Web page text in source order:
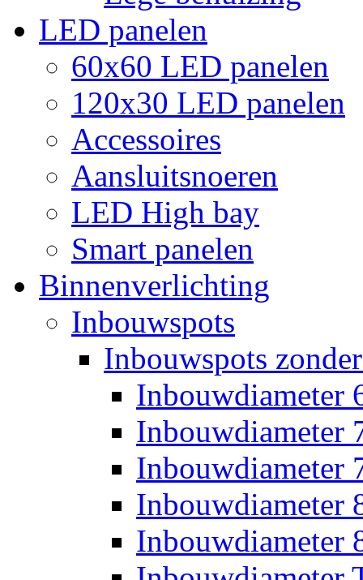
LED panelen
60x60 LED panelen
120x30 LED panelen
Accessoires
Aansluitsnoeren
LED High bay
Smart panelen
Binnenverlichting
Inbouwspots
Inbouwspots
Inbouwdiameter
Inbouwdiameter
Inbouwdiameter
Inbouwdiameter
Inbouwdiameter